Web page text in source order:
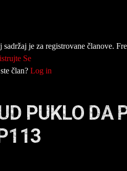
sadržaj je za registrovane članove.
Se
član? Log in
PUKLO DA